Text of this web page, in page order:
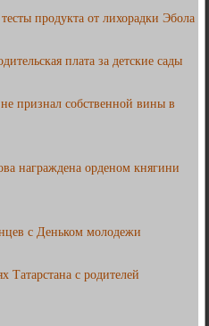
продукта от лихорадки Эбола
плата за детские сады
признал собственной вины в
награждена орденом княгини
с Деньком молодежи
Татарстана с родителей